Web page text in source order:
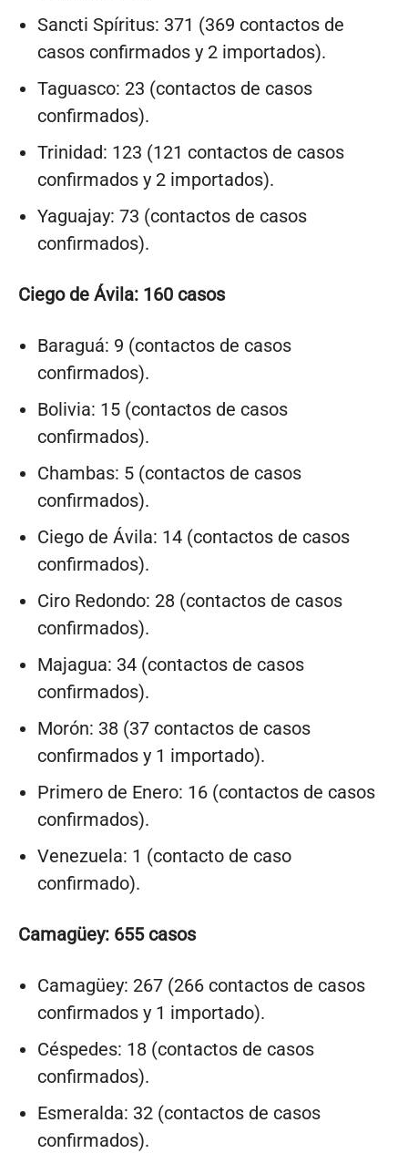
Sancti Spíritus: 371 (369 contactos de
casos confirmados y 2 importados).
Taguasco: 23 (contactos de casos
confirmados).
Trinidad: 123 (121 contactos de casos
confirmados y 2 importados).
Yaguajay: 73 (contactos de casos
confirmados).
Ciego de Ávila: 160 casos
Baraguá: 9 (contactos de casos
confirmados).
Bolivia: 15 (contactos de casos
confirmados).
Chambas: 5 (contactos de casos
confirmados).
Ciego de Ávila: 14 (contactos de casos
confirmados).
Ciro Redondo: 28 (contactos de casos
confirmados).
Majagua: 34 (contactos de casos
confirmados).
Morón: 38 (37 contactos de casos
confirmados y 1 importado).
Primero de Enero: 16 (contactos de casos
confirmados).
Venezuela: 1 (contacto de caso
confirmado).
Camagüey: 655 casos
Camagüey: 267 (266 contactos de casos
confirmados y 1 importado).
Céspedes: 18 (contactos de casos
confirmados).
Esmeralda: 32 (contactos de casos
confirmados).